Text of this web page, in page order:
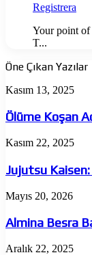
Registrera
Your point of
T...
Öne Çıkan Yazılar
Ölüme
Adam
Kasım 13, 2025
Ölüme Koşan
Jujutsu
Execution
Kasım 22, 2025
Jujutsu
Almina
Babar’a
büyük
onur
Mayıs 20, 2026
Almina Besra
The
Aralık 22, 2025